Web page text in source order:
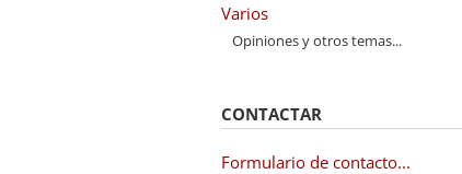
Varios
Opiniones y otros temas...
CONTACTAR
Formulario de contacto...